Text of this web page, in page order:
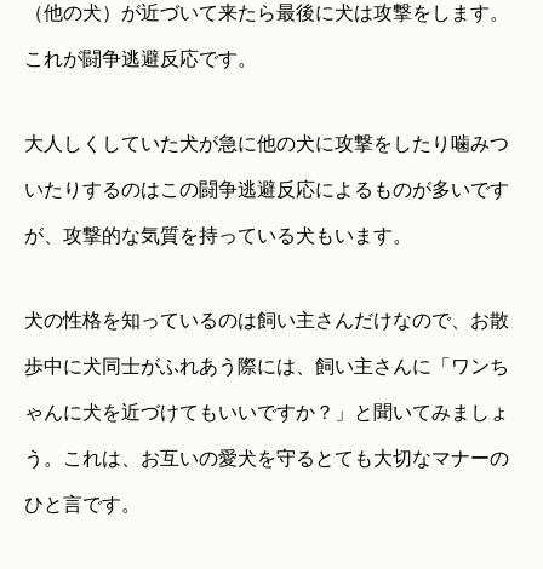
（他の犬）が近づいて来たら最後に犬は攻撃をします。
これが闘争逃避反応です。
大人しくしていた犬が急に他の犬に攻撃をしたり噛みつ
いたりするのはこの闘争逃避反応によるものが多いです
が、攻撃的な気質を持っている犬もいます。
犬の性格を知っているのは飼い主さんだけなので、お散
歩中に犬同士がふれあう際には、飼い主さんに「ワンち
ゃんに犬を近づけてもいいですか？」と聞いてみましょ
う。これは、お互いの愛犬を守るとても大切なマナーの
ひと言です。